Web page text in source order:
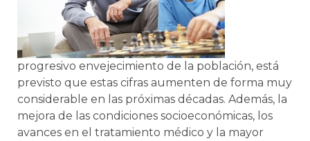
progresivo envejecimiento de la población, está
previsto que estas cifras aumenten de forma muy
considerable en las próximas décadas. Además, la
mejora de las condiciones socioeconómicas, los
avances en el tratamiento médico y la mayor